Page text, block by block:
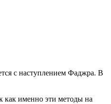
с наступлением Фаджра. В
именно эти методы на